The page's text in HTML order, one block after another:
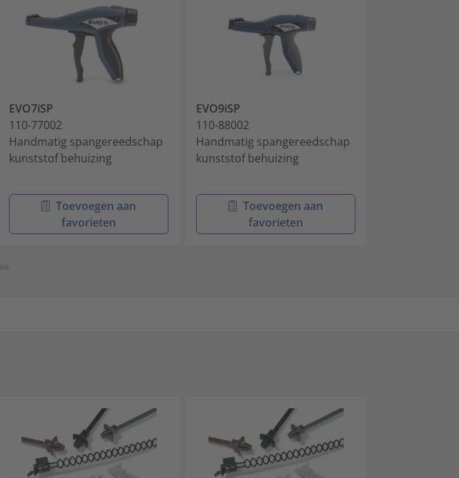
EVO7iSP
110-77002
Handmatig spangereedschap
kunststof behuizing
Toevoegen aan
favorieten
EVO9iSP
110-88002
Handmatig spangereedschap
kunststof behuizing
Toevoegen aan
favorieten